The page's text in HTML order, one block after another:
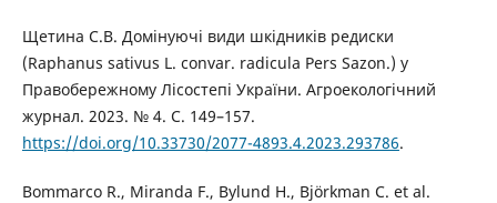
Щетина С.В. Домінуючі види шкідників редиски
(Raphanus sativus L. convar. radicula Pers Sazon.) у
Правобережному Лісостепі України. Агроекологічний
журнал. 2023. № 4. С. 149–157.
https://doi.org/10.33730/2077-4893.4.2023.293786.
Bommarco R., Miranda F., Bylund H., Björkman C. et al.